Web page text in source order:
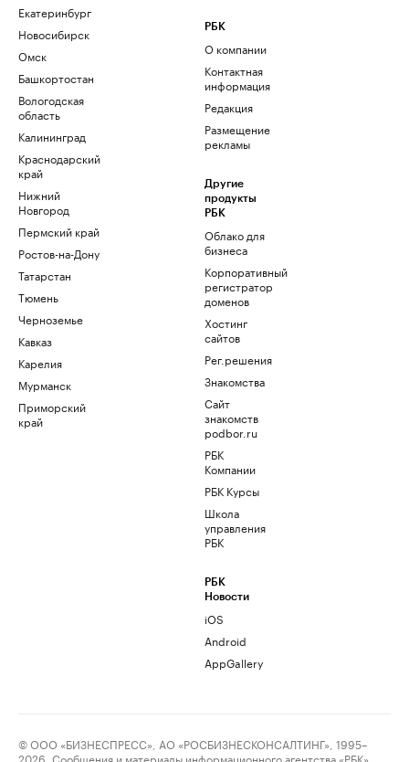
Екатеринбург
Новосибирск
Омск
Башкортостан
Вологодская
область
Калининград
Краснодарский
край
Нижний
Новгород
Пермский край
Ростов-на-Дону
Татарстан
Тюмень
Черноземье
Кавказ
Карелия
Мурманск
Приморский
край
РБК
О компании
Контактная
информация
Редакция
Размещение
рекламы
Другие
продукты
РБК
Облако для
бизнеса
Корпоративный
регистратор
доменов
Хостинг
сайтов
Рег.решения
Знакомства
Сайт
знакомств
podbor.ru
РБК
Компании
РБК Курсы
Школа
управления
РБК
РБК
Новости
iOS
Android
AppGallery
© ООО «БИЗНЕСПРЕСС», АО «РОСБИЗНЕСКОНСАЛТИНГ», 1995–
2026. Сообщения и материалы информационного агентства «РБК»